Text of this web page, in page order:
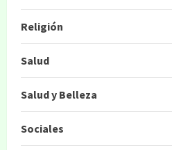
Religión
Salud
Salud y Belleza
Sociales